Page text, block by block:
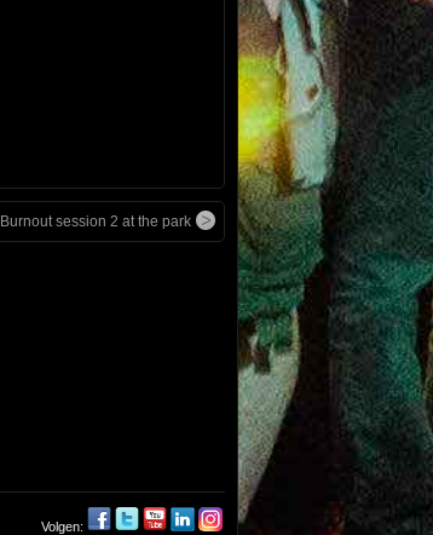
Burnout session 2 at the park
Volgen: